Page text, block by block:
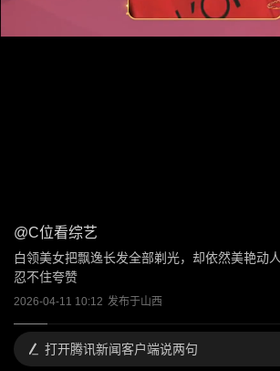
@C位看综艺
白领美女把飘逸长发全部剃光，却依然美艳动
忍不住夸赞
2026-04-11 10:12 发布于山西
打开腾讯新闻客户端说两句